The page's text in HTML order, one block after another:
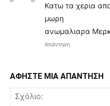
Κατω τα χερια
μωρη
ανωμαλιαρα
Απάντηση
ΑΦΗΣΤΕ ΜΙΑ ΑΠΑΝΤΗΣΗ